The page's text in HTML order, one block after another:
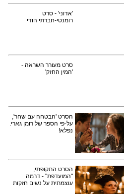
'אדוני' - סרט
רומנטי-חברתי הודי
סרט מעורר השראה -
'המין החזק'
הסרט 'הבטחה עם שחר',
על-פי הספר של רומן גארי.
נפלא!
הסרט התקופתי,
"המועדפת" - דרמה
עוצמתית על נשים חזקות